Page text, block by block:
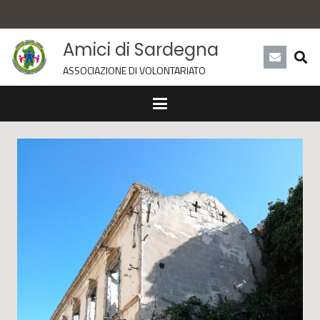
Amici di Sardegna
ASSOCIAZIONE DI VOLONTARIATO